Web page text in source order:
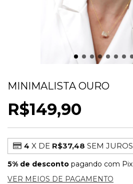
MINIMALISTA OURO
R$149,90
4 X DE R$37,48 SEM JUROS
5% de desconto pagando com Pix
VER MEIOS DE PAGAMENTO